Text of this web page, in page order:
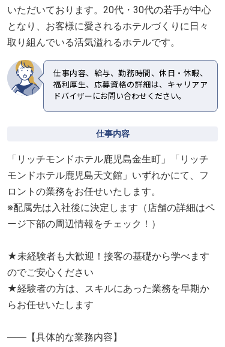
いただいております。20代・30代の若手が中心
となり、お客様に愛されるホテルづくりに日々
取り組んでいる活気溢れるホテルです。
仕事内容、給与、勤務時間、休日・休暇、
福利厚生、応募資格の詳細は、キャリアア
ドバイザーにお問い合わせください。
仕事内容
「リッチモンドホテル鹿児島金生町」「リッチ
モンドホテル鹿児島天文館」いずれかにて、フ
ロントの業務をお任せいたします。
※配属先は入社後に決定します（店舗の詳細はペ
ージ下部の周辺情報をチェック！）
★未経験者も大歓迎！接客の基礎から学べます
のでご安心ください
★経験者の方は、スキルにあった業務を早期か
らお任せいたします
――【具体的な業務内容】